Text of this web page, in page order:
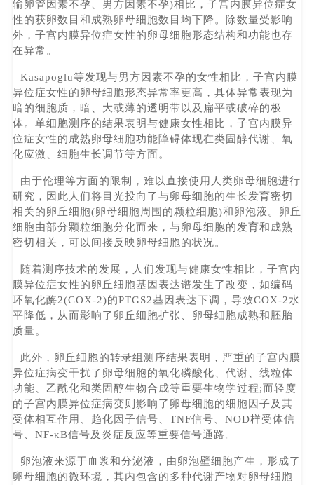
输卵管因素不孕、男方因素不孕)相比，子宫内膜异位症女
性的获卵数目和成熟卵母细胞数目均下降。除数量受影响
外，子宫内膜异位症女性的卵母细胞形态结构和功能也存
在异常。
Kasapoglu等发现与男方因素不孕的女性相比，子宫内膜
异位症女性的卵母细胞形态异常率更高，具体异常表现为
暗的细胞质，暗、大或薄的透明带以及扁平或破碎的极
体。单细胞测序的结果表明与健康女性相比，子宫内膜异
位症女性的成熟卵母细胞功能障碍体现在类固醇代谢、氧
化应激、细胞生长调节等方面。
由于伦理等方面的限制，难以直接使用人类卵母细胞进行
研究，因此人们将目光投向了与卵母细胞的生长发育密切
相关的卵丘细胞(卵母细胞周围的颗粒细胞)和卵泡液。卵丘
细胞由部分颗粒细胞分化而来，与卵母细胞的发育和成熟
密切相关，可以间接反映卵母细胞的状况。
随着测序技术的发展，人们发现与健康女性相比，子宫内
膜异位症女性的卵丘细胞基因表达谱发生了改变，如编码
环氧化酶2(COX-2)的PTGS2基因表达下调，导致COX-2水
平降低，从而影响了卵丘细胞扩张、卵母细胞成熟和胚胎
质量。
此外，卵丘细胞的转录组测序结果表明，严重的子宫内膜
异位症病变干扰了卵母细胞的氧化磷酸化、代谢、线粒体
功能、乙酰化和类固醇生物合成等重要生物学过程;而轻度
的子宫内膜异位症病变则影响了卵母细胞的细胞因子及其
受体相互作用、趋化因子信号、TNF信号、NOD样受体信
号、NF-κB信号及炎症反应等重要信号通路。
卵泡液来源于血浆和分泌液，由卵泡壁细胞产生，形成了
卵母细胞的微环境，其内包含的多种代谢产物对卵母细胞